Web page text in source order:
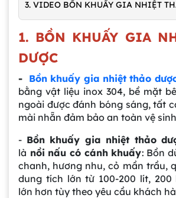
3. VIDEO BỒN KHUẤY GIA NHIỆT
1. BỒN KHUẤY GIA
DƯỢC
- Bồn khuấy gia nhiệt thảo
bằng vật liệu inox 304, bề mặt
ngoài được đánh bóng sáng, tất
mài nhẵn đảm bảo an toàn vệ
- Bồn khuấy gia nhiệt thảo
là nồi nấu có cánh khuấy: Bồn
chanh, hương nhu, cỏ mần trầu,
dung tích lớn từ 100-200 lít, 200
lớn hơn tùy theo yêu cầu khách